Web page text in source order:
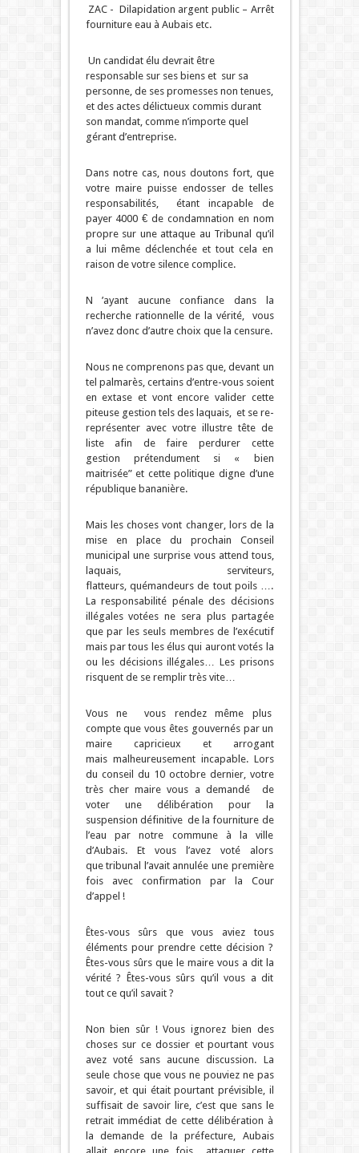
ZAC - Dilapidation argent public – Arrêt
fourniture eau à Aubais etc.
Un candidat élu devrait être
responsable sur ses biens et sur sa
personne, de ses promesses non tenues,
et des actes délictueux commis durant
son mandat, comme n’importe quel
gérant d’entreprise.
Dans notre cas, nous doutons fort, que
votre maire puisse endosser de telles
responsabilités, étant incapable de
payer 4000 € de condamnation en nom
propre sur une attaque au Tribunal qu’il
a lui même déclenchée et tout cela en
raison de votre silence complice.
N ’ayant aucune confiance dans la
recherche rationnelle de la vérité, vous
n’avez donc d’autre choix que la censure.
Nous ne comprenons pas que, devant un
tel palmarès, certains d’entre-vous soient
en extase et vont encore valider cette
piteuse gestion tels des laquais, et se re-
représenter avec votre illustre tête de
liste afin de faire perdurer cette
gestion prétendument si « bien
maitrisée” et cette politique digne d’une
république bananière.
Mais les choses vont changer, lors de la
mise en place du prochain Conseil
municipal une surprise vous attend tous,
laquais, serviteurs,
flatteurs, quémandeurs de tout poils ….
La responsabilité pénale des décisions
illégales votées ne sera plus partagée
que par les seuls membres de l’exécutif
mais par tous les élus qui auront votés la
ou les décisions illégales… Les prisons
risquent de se remplir très vite…
Vous ne vous rendez même plus
compte que vous êtes gouvernés par un
maire capricieux et arrogant
mais malheureusement incapable. Lors
du conseil du 10 octobre dernier, votre
très cher maire vous a demandé de
voter une délibération pour la
suspension définitive de la fourniture de
l’eau par notre commune à la ville
d’Aubais. Et vous l’avez voté alors
que tribunal l’avait annulée une première
fois avec confirmation par la Cour
d’appel !
Êtes-vous sûrs que vous aviez tous
éléments pour prendre cette décision ?
Êtes-vous sûrs que le maire vous a dit la
vérité ? Êtes-vous sûrs qu’il vous a dit
tout ce qu’il savait ?
Non bien sûr ! Vous ignorez bien des
choses sur ce dossier et pourtant vous
avez voté sans aucune discussion. La
seule chose que vous ne pouviez ne pas
savoir, et qui était pourtant prévisible, il
suffisait de savoir lire, c’est que sans le
retrait immédiat de cette délibération à
la demande de la préfecture, Aubais